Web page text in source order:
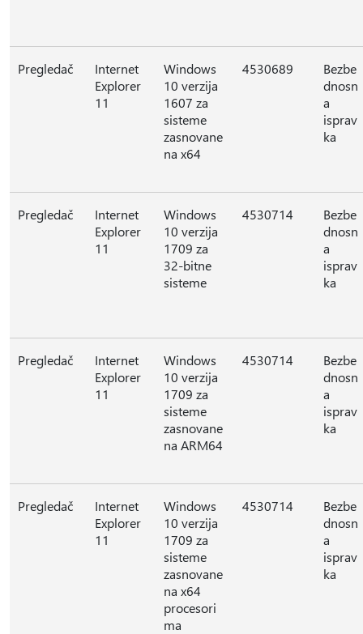
Pregledač
Internet
Explorer
11
Windows
10 verzija
1607 za
sisteme
zasnovane
na x64
4530689
Bezbe
dnosn
a
isprav
ka
Pregledač
Internet
Explorer
11
Windows
10 verzija
1709 za
32-bitne
sisteme
4530714
Bezbe
dnosn
a
isprav
ka
Pregledač
Internet
Explorer
11
Windows
10 verzija
1709 za
sisteme
zasnovane
na ARM64
4530714
Bezbe
dnosn
a
isprav
ka
Pregledač
Internet
Explorer
11
Windows
10 verzija
1709 za
sisteme
zasnovane
na x64
procesori
ma
4530714
Bezbe
dnosn
a
isprav
ka